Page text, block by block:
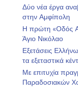
Δύο νέα έργα
στην Αμφίπολη
Η πρώτη «Οδός
Άγιο Νικόλαο
Εξετάσεις
τα εξεταστικά
Με επιτυχία
Παραδοσιακών